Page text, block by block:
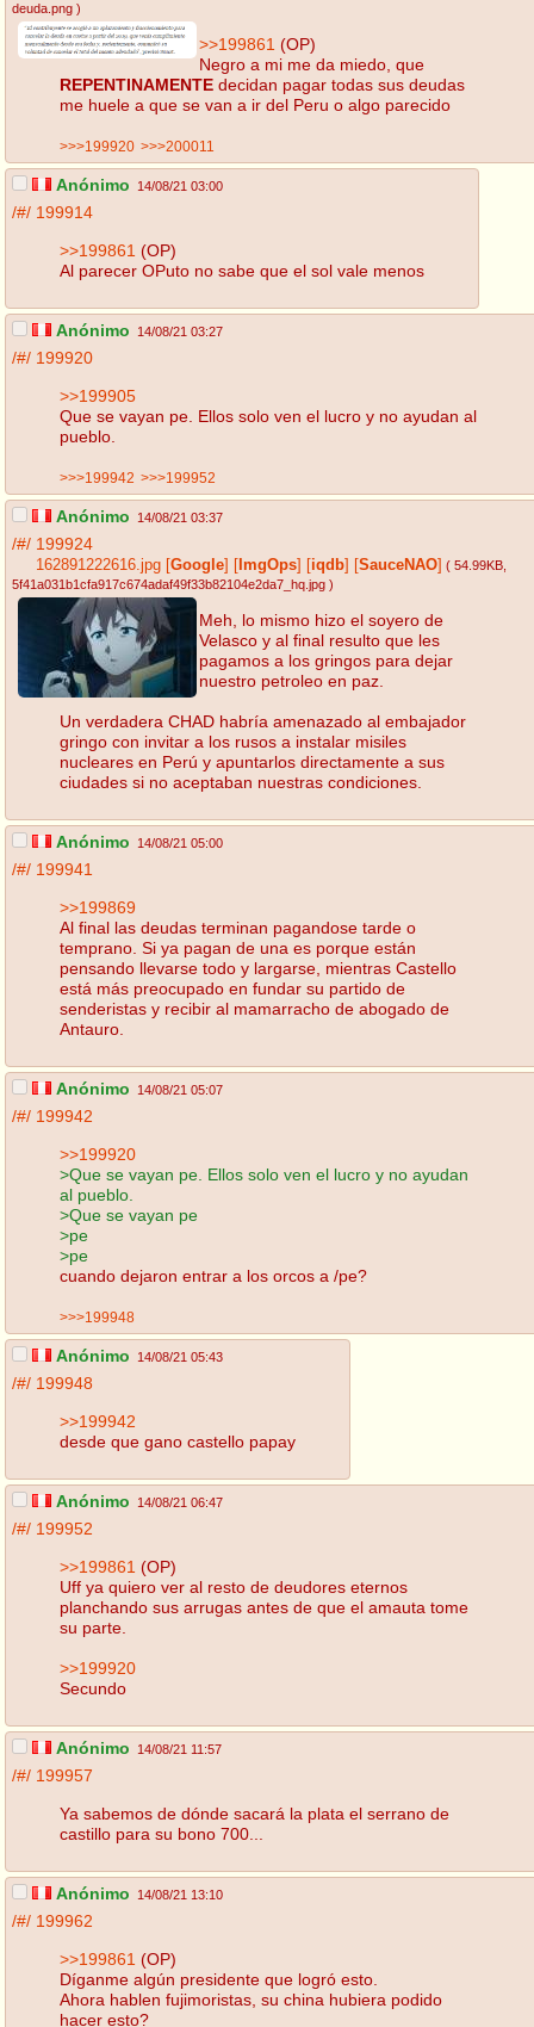
deuda.png )
>>199861 (OP)
Negro a mi me da miedo, que
REPENTINAMENTE decidan pagar todas sus deudas
me huele a que se van a ir del Peru o algo parecido
>>>199920 >>>200011
Anónimo 14/08/21 03:00
/#/ 199914
>>199861 (OP)
Al parecer OPuto no sabe que el sol vale menos
Anónimo 14/08/21 03:27
/#/ 199920
>>199905
Que se vayan pe. Ellos solo ven el lucro y no ayudan al
pueblo.
>>>199942 >>>199952
Anónimo 14/08/21 03:37
/#/ 199924
162891222616.jpg Google ImgOps iqdb SauceNAO ( 54.99KB
5f41a031b1cfa917c674adaf49f33b82104e2da7_hq.jpg )
Meh, lo mismo hizo el soyero de
Velasco y al final resulto que les
pagamos a los gringos para dejar
nuestro petroleo en paz.
Un verdadera CHAD habría amenazado al embajador
gringo con invitar a los rusos a instalar misiles
nucleares en Perú y apuntarlos directamente a sus
ciudades si no aceptaban nuestras condiciones.
Anónimo 14/08/21 05:00
/#/ 199941
>>199869
Al final las deudas terminan pagandose tarde o
temprano. Si ya pagan de una es porque están
pensando llevarse todo y largarse, mientras Castello
está más preocupado en fundar su partido de
senderistas y recibir al mamarracho de abogado de
Antauro.
Anónimo 14/08/21 05:07
/#/ 199942
>>199920
>Que se vayan pe. Ellos solo ven el lucro y no ayudan
al pueblo.
>Que se vayan pe
>pe
>pe
cuando dejaron entrar a los orcos a /pe?
>>>199948
Anónimo 14/08/21 05:43
/#/ 199948
>>199942
desde que gano castello papay
Anónimo 14/08/21 06:47
/#/ 199952
>>199861 (OP)
Uff ya quiero ver al resto de deudores eternos
planchando sus arrugas antes de que el amauta tome
su parte.
>>199920
Secundo
Anónimo 14/08/21 11:57
/#/ 199957
Ya sabemos de dónde sacará la plata el serrano de
castillo para su bono 700...
Anónimo 14/08/21 13:10
/#/ 199962
>>199861 (OP)
Díganme algún presidente que logró esto.
Ahora hablen fujimoristas, su china hubiera podido
hacer esto?